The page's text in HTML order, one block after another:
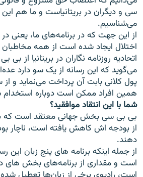
سی و ديگران در بريتانياست و ما هم
می‌شناسيم.
از اين جهت که در برنامه‌های ما، يعنی
اختلال ايجاد شده است از همه
اتحاديه روزنامه نگاران در بريتانيا از
می‌گويد که اين رسانه از يک سو دارد
پول کلانی بابت آن پرداخت می‌نمايد و از
همين افراد ممکن است دوباره
شما با اين انتقاد موافقيد؟
از بودجه اش کاهش يافته است، ناچار
دهند.
از جمله اينکه برنامه های پنج زبان اين
است و مقداری از برنامه‌های بخش